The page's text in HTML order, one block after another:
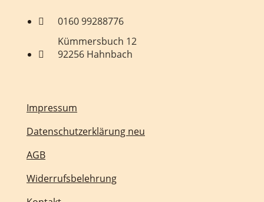
0160 99288776
Kümmersbuch 12
92256 Hahnbach
Impressum
Datenschutzerklärung neu
AGB
Widerrufsbelehrung